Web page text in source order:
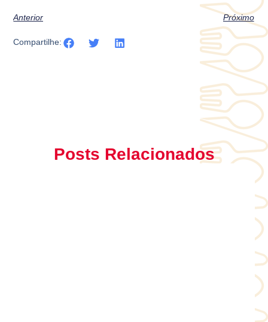
Anterior Próximo
Compartilhe:
Posts Relacionados